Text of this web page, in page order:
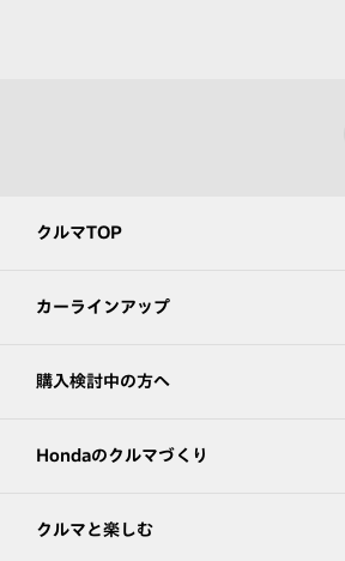
クルマTOP
カーラインアップ
購入検討中の方へ
Hondaのクルマづくり
クルマと楽しむ